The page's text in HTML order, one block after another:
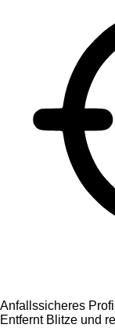
Anfallssicheres Profil
Entfernt Blitze und